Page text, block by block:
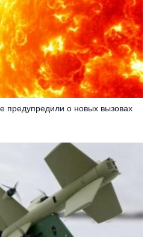
предупредили о новых вызовах